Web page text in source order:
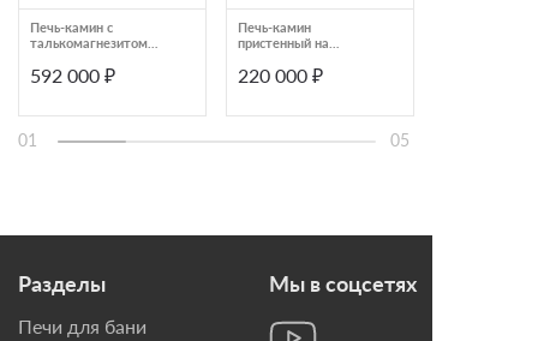
Печь-камин с
талькомагнезитом
592 000 ₽
Печь-камин
пристенный на
ASTIVHVX29124
220 000 ₽
01 05
Разделы
Печи для бани
Мы в соцсетях